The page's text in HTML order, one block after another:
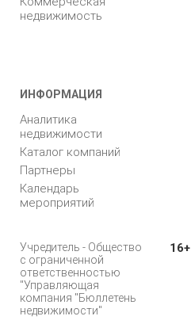
недвижимость
ИНФОРМАЦИЯ
Аналитика
недвижимости
Каталог компаний
Партнеры
Календарь
мероприятий
Учредитель - Общество
с ограниченной
ответственностью
"Управляющая
компания "Бюллетень
недвижимости"
16+